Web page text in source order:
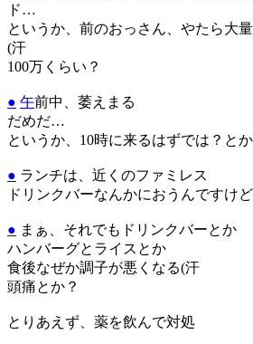
ド…
というか、前のおっさん、やたら大
(汗
100万くらい？
● 午前中、萎えまる
だめだ…
というか、10時に来るはずでは？と
● ランチは、近くのファミレス
ドリンクバーなんかにおうんですけ
● まぁ、それでもドリンクバーとか
ハンバーグとライスとか
食後なぜか調子が悪くなる(汗
頭痛とか？
とりあえず、薬を飲んで対処